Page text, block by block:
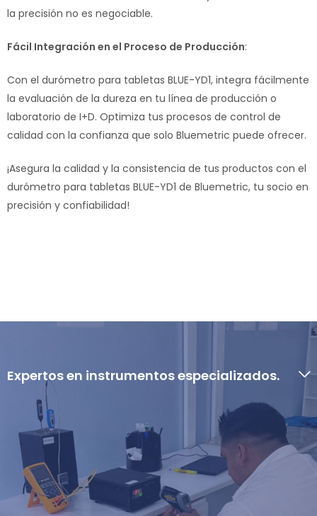
la precisión no es negociable.
Fácil Integración en el Proceso de Producción:
Con el durómetro para tabletas BLUE-YD1, integra fácilmente
la evaluación de la dureza en tu línea de producción o
laboratorio de I+D. Optimiza tus procesos de control de
calidad con la confianza que solo Bluemetric puede ofrecer.
¡Asegura la calidad y la consistencia de tus productos con el
durómetro para tabletas BLUE-YD1 de Bluemetric, tu socio en
precisión y confiabilidad!
Expertos en instrumentos especializados.